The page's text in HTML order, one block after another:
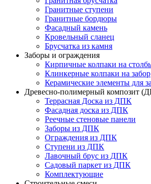
Гранитные ступени
Гранитные бордюры
Фасадный камень
Кровельный сланец
Брусчатка из камня
Заборы и ограждения
Кирпичные колпаки на
Клинкерные колпаки на забор
Керамические элементы для
Древесно-полимерный композит
Террасная Доска из ДПК
Фасадная доска из ДПК
Реечные стеновые панели
Заборы из ДПК
Ограждения из ДПК
Ступени из ДПК
Лавочный брус из ДПК
Садовый паркет из ДПК
Комплектующие